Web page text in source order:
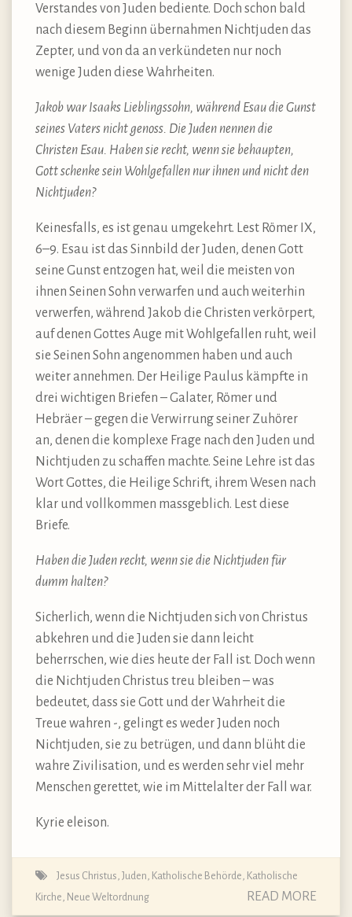
Verstandes von Juden bediente. Doch schon bald
nach diesem Beginn übernahmen Nichtjuden das
Zepter, und von da an verkündeten nur noch
wenige Juden diese Wahrheiten.
Jakob war Isaaks Lieblingssohn, während Esau die Gunst
seines Vaters nicht genoss. Die Juden nennen die
Christen Esau. Haben sie recht, wenn sie behaupten,
Gott schenke sein Wohlgefallen nur ihnen und nicht den
Nichtjuden?
Keinesfalls, es ist genau umgekehrt. Lest Römer IX,
6–9. Esau ist das Sinnbild der Juden, denen Gott
seine Gunst entzogen hat, weil die meisten von
ihnen Seinen Sohn verwarfen und auch weiterhin
verwerfen, während Jakob die Christen verkörpert,
auf denen Gottes Auge mit Wohlgefallen ruht, weil
sie Seinen Sohn angenommen haben und auch
weiter annehmen. Der Heilige Paulus kämpfte in
drei wichtigen Briefen – Galater, Römer und
Hebräer – gegen die Verwirrung seiner Zuhörer
an, denen die komplexe Frage nach den Juden und
Nichtjuden zu schaffen machte. Seine Lehre ist das
Wort Gottes, die Heilige Schrift, ihrem Wesen nach
klar und vollkommen massgeblich. Lest diese
Briefe.
Haben die Juden recht, wenn sie die Nichtjuden für
dumm halten?
Sicherlich, wenn die Nichtjuden sich von Christus
abkehren und die Juden sie dann leicht
beherrschen, wie dies heute der Fall ist. Doch wenn
die Nichtjuden Christus treu bleiben – was
bedeutet, dass sie Gott und der Wahrheit die
Treue wahren -, gelingt es weder Juden noch
Nichtjuden, sie zu betrügen, und dann blüht die
wahre Zivilisation, und es werden sehr viel mehr
Menschen gerettet, wie im Mittelalter der Fall war.
Kyrie eleison.
Jesus Christus Juden Katholische Behörde Katholische
Kirche Neue Weltordnung READ MORE